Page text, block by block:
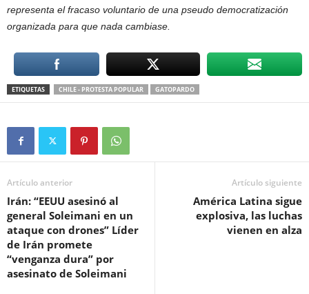
representa el fracaso voluntario de una pseudo democratización
organizada para que nada cambiase.
ETIQUETAS CHILE - PROTESTA POPULAR GATOPARDO
Artículo anterior
Irán: “EEUU asesinó al
general Soleimani en un
ataque con drones” Líder
de Irán promete
“venganza dura” por
asesinato de Soleimani
Artículo siguiente
América Latina sigue
explosiva, las luchas
vienen en alza